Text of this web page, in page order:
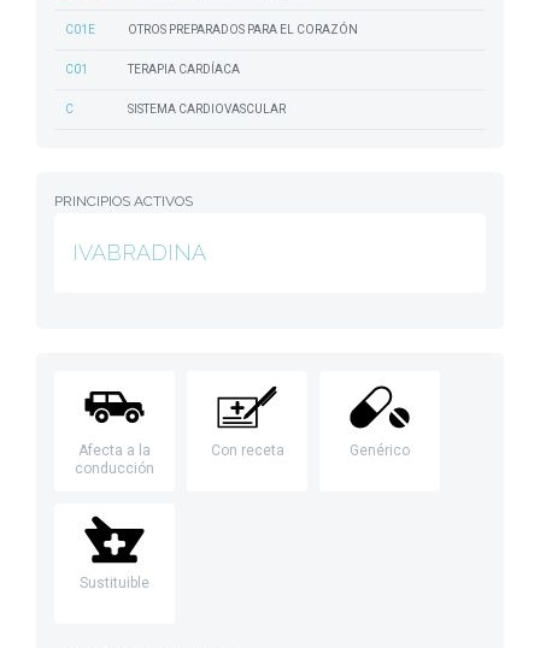
C01E OTROS PREPARADOS PARA EL CORAZÓN
C01 TERAPIA CARDÍACA
C SISTEMA CARDIOVASCULAR
PRINCIPIOS ACTIVOS
IVABRADINA
Afecta a la
conducción
Con receta Genérico
Sustituible